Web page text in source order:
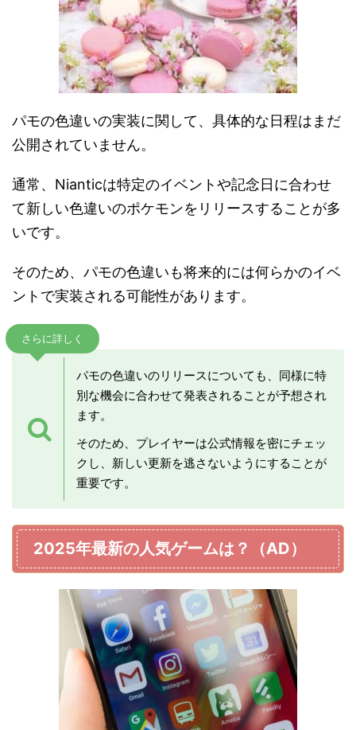
パモの色違いの実装に関して、具体的な日程はまだ
公開されていません。
通常、Nianticは特定のイベントや記念日に合わせ
て新しい色違いのポケモンをリリースすることが多
いです。
そのため、パモの色違いも将来的には何らかのイベ
ントで実装される可能性があります。
さらに詳しく
パモの色違いのリリースについても、同様に特
別な機会に合わせて発表されることが予想され
ます。
そのため、プレイヤーは公式情報を密にチェッ
クし、新しい更新を逃さないようにすることが
重要です。
2025年最新の人気ゲームは？（AD）